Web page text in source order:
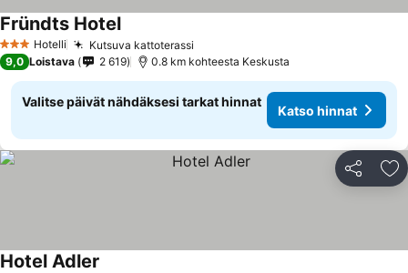
3 Tähtiluokitus
Hotelli Kutsuva kattoterassi
Fründts HotelKatso hinnat
9,0 Loistava 2 619 0.8 km kohteesta Keskusta
Valitse päivät nähdäksesi tarkat hinnat
Katso hinnat
Jaa
Hotel Adler